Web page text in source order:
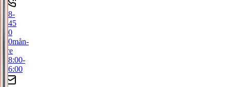
08-
445
50
00mån-
fre
08:00-
16:00